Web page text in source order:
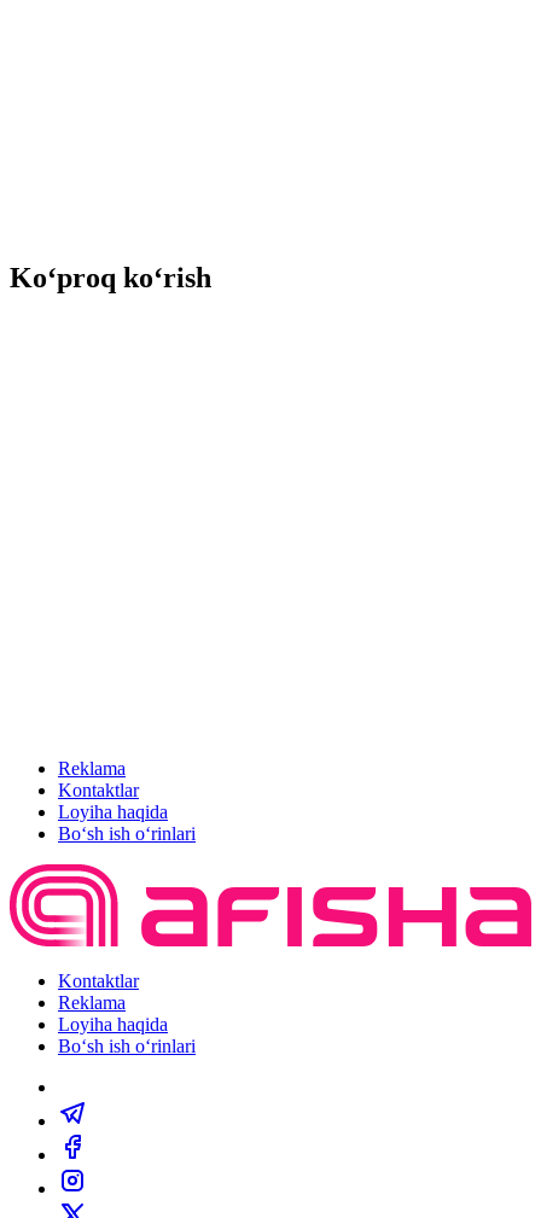
Ko‘proq ko‘rish
Reklama
Kontaktlar
Loyiha haqida
Bo‘sh ish o‘rinlari
Kontaktlar
Reklama
Loyiha haqida
Bo‘sh ish o‘rinlari